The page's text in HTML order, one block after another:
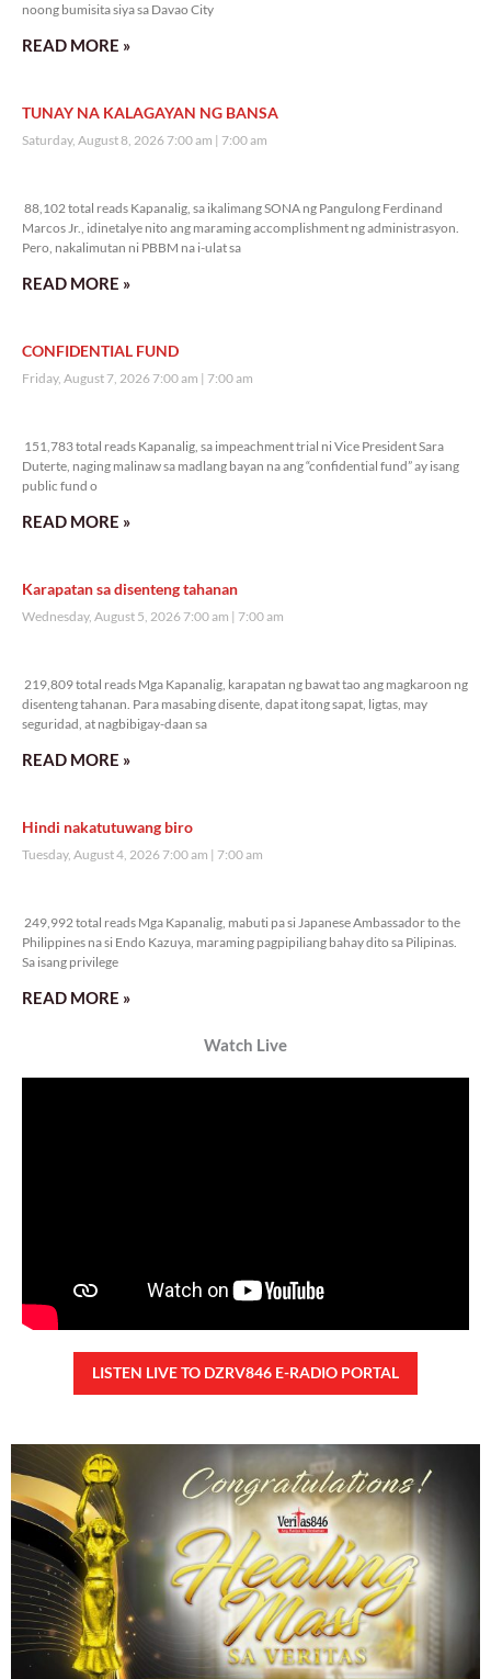
noong bumisita siya sa Davao City
READ MORE »
TUNAY NA KALAGAYAN NG BANSA
Saturday, August 8, 2026 7:00 am 7:00 am
88,102 total reads Kapanalig, sa ikalimang SONA ng Pangulong Ferdinand
Marcos Jr., idinetalye nito ang maraming accomplishment ng administrasyon.
Pero, nakalimutan ni PBBM na i-ulat sa
READ MORE »
CONFIDENTIAL FUND
Friday, August 7, 2026 7:00 am 7:00 am
151,783 total reads Kapanalig, sa impeachment trial ni Vice President Sara
Duterte, naging malinaw sa madlang bayan na ang “confidential fund” ay isang
public fund o
READ MORE »
Karapatan sa disenteng tahanan
Wednesday, August 5, 2026 7:00 am 7:00 am
219,809 total reads Mga Kapanalig, karapatan ng bawat tao ang magkaroon ng
disenteng tahanan. Para masabing disente, dapat itong sapat, ligtas, may
seguridad, at nagbibigay-daan sa
READ MORE »
Hindi nakatutuwang biro
Tuesday, August 4, 2026 7:00 am 7:00 am
249,992 total reads Mga Kapanalig, mabuti pa si Japanese Ambassador to the
Philippines na si Endo Kazuya, maraming pagpipiliang bahay dito sa Pilipinas.
Sa isang privilege
READ MORE »
Watch Live
LISTEN LIVE TO DZRV846 E-RADIO PORTAL